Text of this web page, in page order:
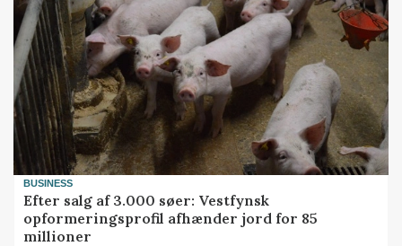
BUSINESS
Efter salg af 3.000 søer: Vestfynsk
opformeringsprofil afhænder jord for 85
millioner